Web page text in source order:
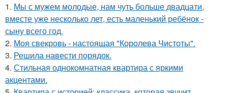
1. Мы с мужем молодые, нам чуть больше двадцати,
вместе уже несколько лет, есть маленький ребёнок -
сыну всего год.
2. Моя свекровь - настоящая "Королева Чистоты".
3. Решила навести порядок.
4. Стильная однокомнатная квартира с яркими
акцентами.